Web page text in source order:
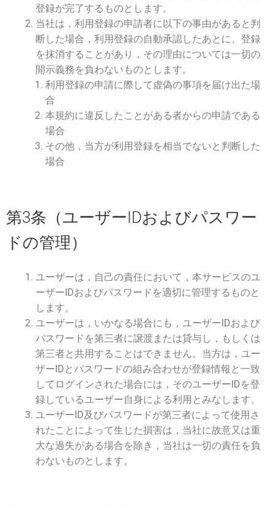
登録が完了するものとします。
当社は，利用登録の申請者に以下の事由があると判
断した場合，利用登録の自動承認したあとに、登録
を抹消することがあり，その理由については一切の
開示義務を負わないものとします。
利用登録の申請に際して虚偽の事項を届け出た場
合
本規約に違反したことがある者からの申請である
場合
その他，当方が利用登録を相当でないと判断した
場合
第3条（ユーザーIDおよびパスワー
ドの管理）
ユーザーは，自己の責任において，本サービスのユ
ーザーIDおよびパスワードを適切に管理するものと
します。
ユーザーは，いかなる場合にも，ユーザーIDおよび
パスワードを第三者に譲渡または貸与し，もしくは
第三者と共用することはできません。当方は，ユー
ザーIDとパスワードの組み合わせが登録情報と一致
してログインされた場合には，そのユーザーIDを登
録しているユーザー自身による利用とみなします。
ユーザーID及びパスワードが第三者によって使用さ
れたことによって生じた損害は，当社に故意又は重
大な過失がある場合を除き，当社は一切の責任を負
わないものとします。